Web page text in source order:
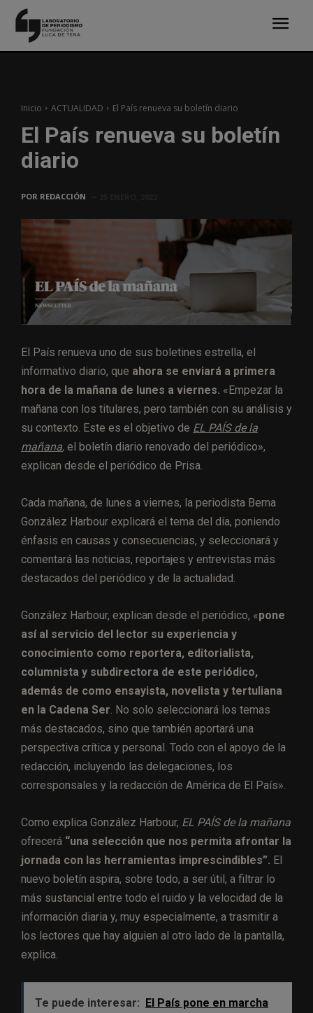
Inicio ACTUALIDAD El País renueva su boletín diario
El País renueva su boletín
diario
POR REDACCIÓN
El País renueva uno de sus boletines estrella, el
informativo diario, que ahora se enviará a primera
hora de la mañana de lunes a viernes. «Empezar la
mañana con los titulares, pero también con su análisis y
su contexto. Este es el objetivo de EL PAÍS de la
mañana, el boletín diario renovado del periódico»,
explican desde el periódico de Prisa.
Cada mañana, de lunes a viernes, la periodista Berna
González Harbour explicará el tema del día, poniendo
énfasis en causas y consecuencias, y seleccionará y
comentará las noticias, reportajes y entrevistas más
destacados del periódico y de la actualidad.
González Harbour, explican desde el periódico, «pone
así al servicio del lector su experiencia y
conocimiento como reportera, editorialista,
columnista y subdirectora de este periódico,
además de como ensayista, novelista y tertuliana
en la Cadena Ser. No solo seleccionará los temas
más destacados, sino que también aportará una
perspectiva crítica y personal. Todo con el apoyo de la
redacción, incluyendo las delegaciones, los
corresponsales y la redacción de América de El País».
Como explica González Harbour, EL PAÍS de la mañana
ofrecerá “una selección que nos permita afrontar la
jornada con las herramientas imprescindibles”. El
nuevo boletín aspira, sobre todo, a ser útil, a filtrar lo
más sustancial entre todo el ruido y la velocidad de la
información diaria y, muy especialmente, a trasmitir a
los lectores que hay alguien al otro lado de la pantalla,
explica.
Te puede interesar:
El País pone en marcha